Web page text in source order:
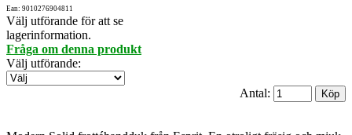
Ean: 9010276904811
Välj utförande för att se
lagerinformation.
Fråga om denna produkt
Välj utförande:
Antal: